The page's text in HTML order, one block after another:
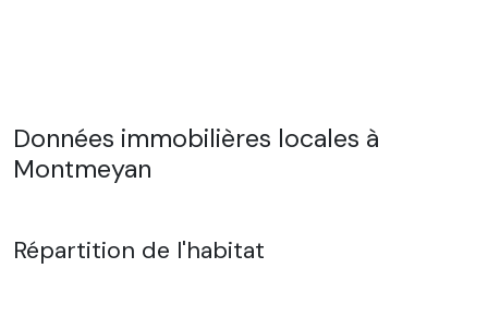
Données immobilières locales à
Montmeyan
Répartition de l'habitat